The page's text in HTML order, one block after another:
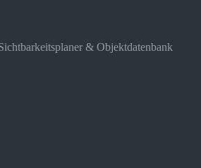
& Objektdatenbank